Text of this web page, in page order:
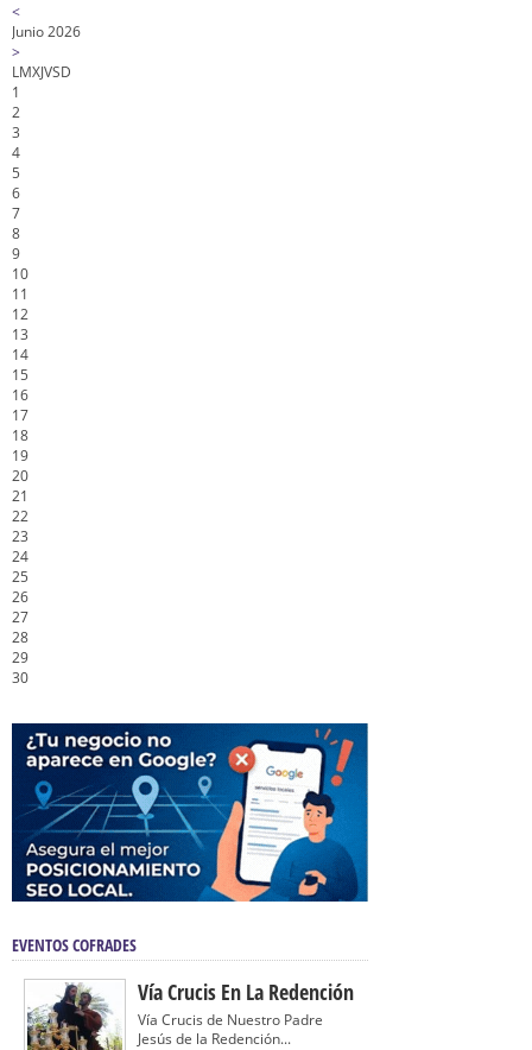
<
Junio 2026
>
LMXJVSD
1
2
3
4
5
6
7
8
9
10
11
12
13
14
15
16
17
18
19
20
21
22
23
24
25
26
27
28
29
30
EVENTOS COFRADES
Vía Crucis En La Redención
Vía Crucis de Nuestro Padre
Jesús de la Redención...